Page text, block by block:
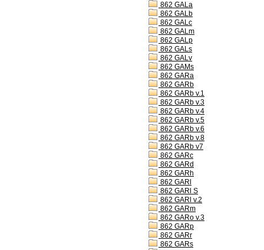
862 GALa
862 GALb
862 GALc
862 GALm
862 GALp
862 GALs
862 GALv
862 GAMs
862 GARa
862 GARb
862 GARb v.1
862 GARb v.3
862 GARb v.4
862 GARb v.5
862 GARb v.6
862 GARb v.8
862 GARb v7
862 GARc
862 GARd
862 GARh
862 GARl
862 GARl S
862 GARl v.2
862 GARm
862 GARo v.3
862 GARp
862 GARr
862 GARs